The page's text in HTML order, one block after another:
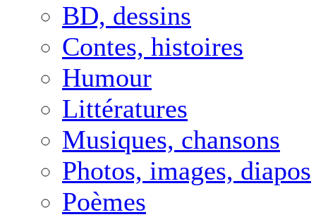
BD, dessins
Contes, histoires
Humour
Littératures
Musiques, chansons
Photos, images, diapos
Poèmes